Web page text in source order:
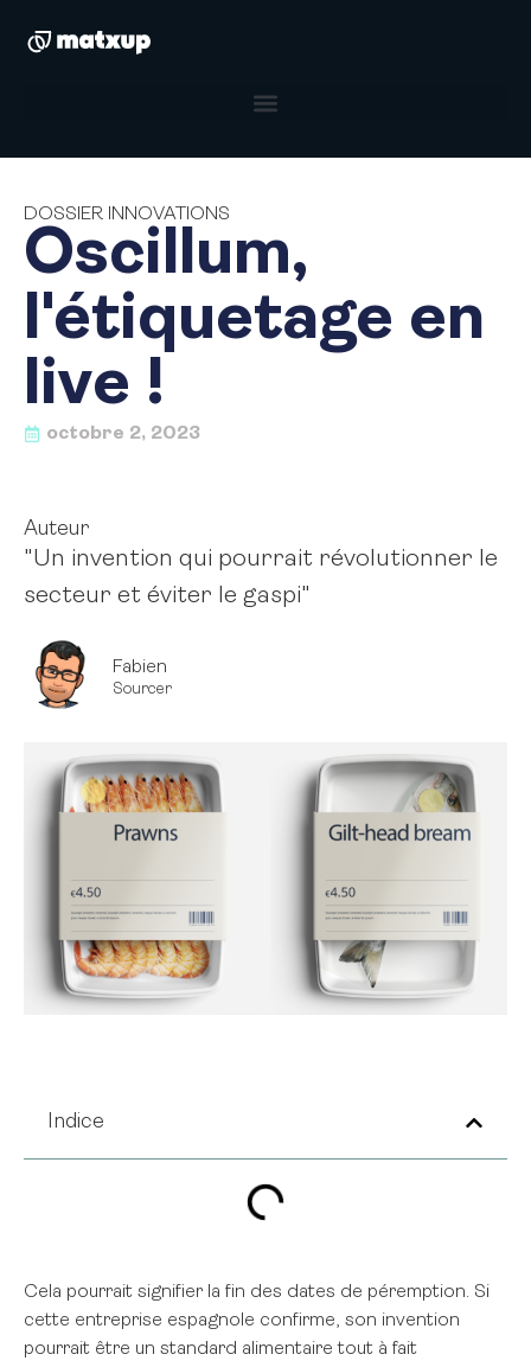
DOSSIER INNOVATIONS
Oscillum,
l'étiquetage en
live !
octobre 2, 2023
Auteur
"Un invention qui pourrait révolutionner le
secteur et éviter le gaspi"
Fabien
Sourcer
Indice
Cela pourrait signifier la fin des dates de péremption. Si
cette entreprise espagnole confirme, son invention
pourrait être un standard alimentaire tout à fait